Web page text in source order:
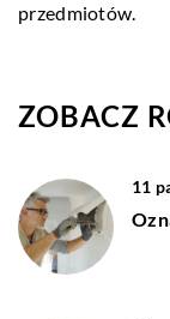
przedmiotów.
ZOBACZ
11